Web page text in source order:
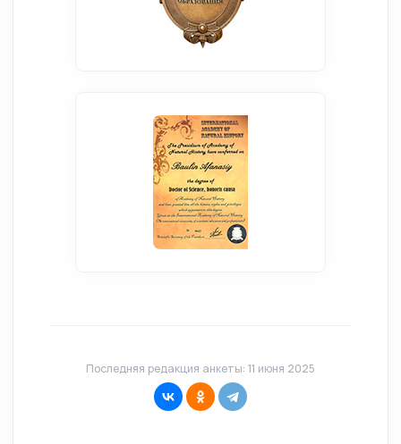
Последняя редакция анкеты: 11 июня 2025